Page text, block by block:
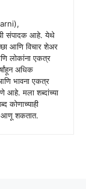
संपादक आहे. येथे
आणि विचार शेअर
लोकांना एकत्र
अधिक
भावना एकत्र
आहे. मला शब्दांच्या
कोणाच्याही
आणू शकतात.